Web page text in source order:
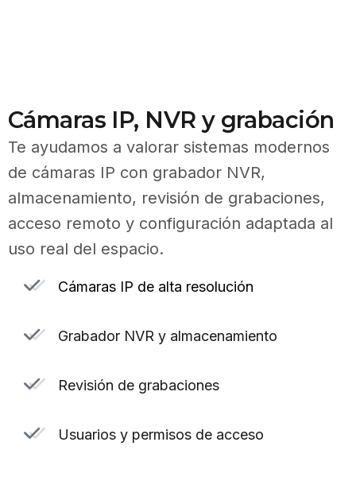
Cámaras IP, NVR y grabación
Te ayudamos a valorar sistemas modernos
de cámaras IP con grabador NVR,
almacenamiento, revisión de grabaciones,
acceso remoto y configuración adaptada al
uso real del espacio.
Cámaras IP de alta resolución
Grabador NVR y almacenamiento
Revisión de grabaciones
Usuarios y permisos de acceso